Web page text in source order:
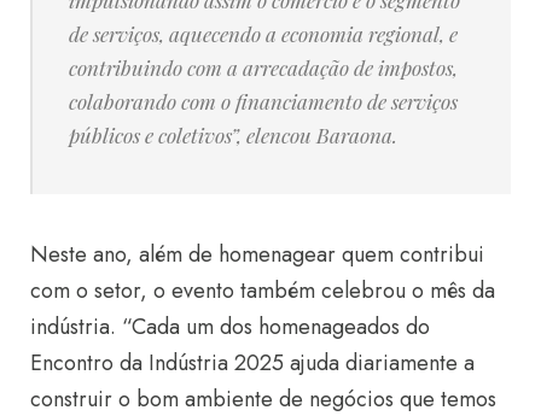
de serviços, aquecendo a economia regional, e
contribuindo com a arrecadação de impostos,
colaborando com o financiamento de serviços
públicos e coletivos”, elencou Baraona.
Neste ano, além de homenagear quem contribui
com o setor, o evento também celebrou o mês da
indústria. “Cada um dos homenageados do
Encontro da Indústria 2025 ajuda diariamente a
construir o bom ambiente de negócios que temos